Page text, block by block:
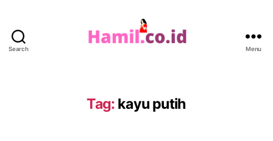
Search Menu
Tag: kayu putih